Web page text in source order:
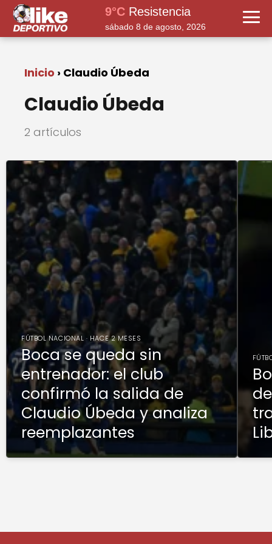
9°C Resistencia
sábado 8 de agosto, 2026
Inicio Claudio Úbeda
Claudio Úbeda
2 artículos
FÚTBOL NACIONAL · HACE 2 MESES
Boca se queda sin
entrenador: el club
confirmó la salida de
Claudio Úbeda y analiza
reemplazantes